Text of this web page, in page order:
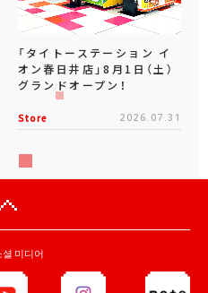
「タイトーステーション イ
オン春日井店」8月1日（土）
グランドオープン！
Store 2026.07.31
미디어